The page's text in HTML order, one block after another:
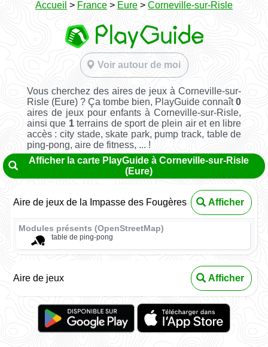
Accueil > France > Eure > Corneville-sur-Risle
Voir autour de moi
Vous cherchez des aires de jeux à Corneville-sur-
Risle (Eure) ? Ça tombe bien, PlayGuide connaît0
aires de jeux pour enfants à Corneville-sur-Risle,
ainsi que 1terrains de sport de plein air et en libre
accès : city stade, skate park, pump track, table de
ping-pong, aire de fitness, ... !
Afficher la carte PlayGuide à Corneville-sur-Risle
(Eure)
Aire de jeux de la Impasse des Fougères Afficher
Modules présents (OpenStreetMap)
table de ping-pong
Aire de jeux Afficher